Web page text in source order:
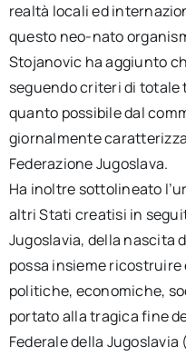
realtà locali ed
questo neo-nato
Stojanovic ha aggiunto
seguendo criteri di totale
quanto possibile dal
giornalmente
Federazione Jugoslava.
Ha inoltre sottolineato
altri Stati creatisi in
Jugoslavia, della nascita
possa insieme
politiche, economiche,
portato alla tragica fine
Federale della Jugoslavia